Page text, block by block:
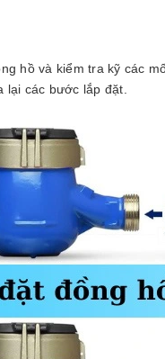
hồ và kiểm tra kỹ các
lại các bước lắp đặt.